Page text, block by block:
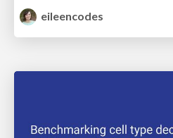
eileencodes